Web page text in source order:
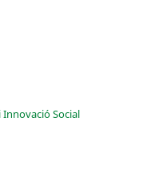
Social